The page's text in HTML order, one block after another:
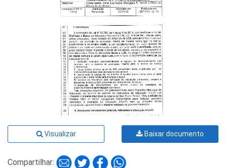
Visualizar Baixar documento
Compartilhar: